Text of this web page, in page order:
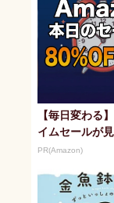
【毎日変わる
イムセールが
PR(Amazon)